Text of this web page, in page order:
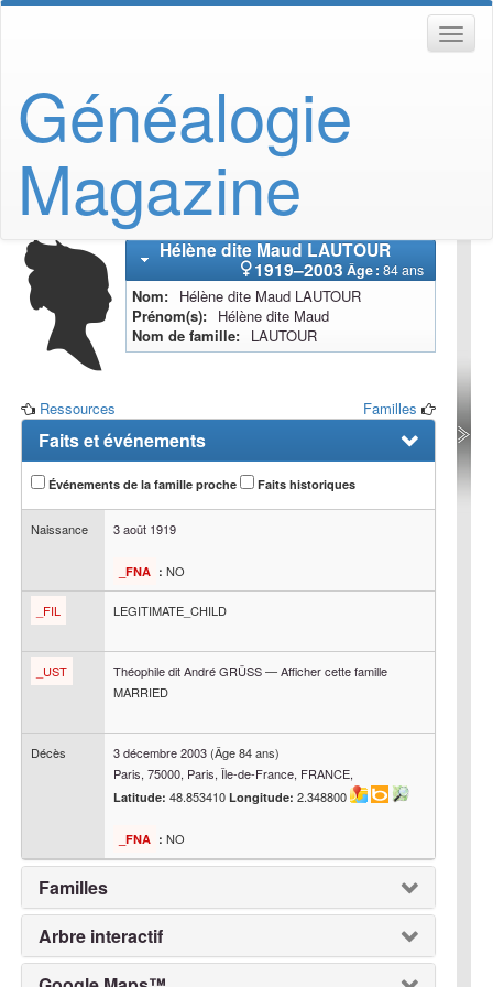
Généalogie
Magazine
Hélène dite MaudLAUTOUR
1919–2003 Âge : 84 ans
Nom Hélène dite Maud LAUTOUR
Prénom(s)
Hélène dite Maud
Nom de famille
LAUTOUR
Ressources Familles
Faits et événements
Événements de la famille proche Faits historiques
Naissance 3 août 1919
_FNA : NO
_FIL LEGITIMATE_CHILD
_UST Théophile dit AndréGRÜSS—Afficher cette famille
MARRIED
Décès 3 décembre 2003 (Âge 84 ans)
Paris, 75000, Paris, Île-de-France, FRANCE,
Latitude:48.853410Longitude:2.348800
_FNA : NO
Familles
Arbre interactif